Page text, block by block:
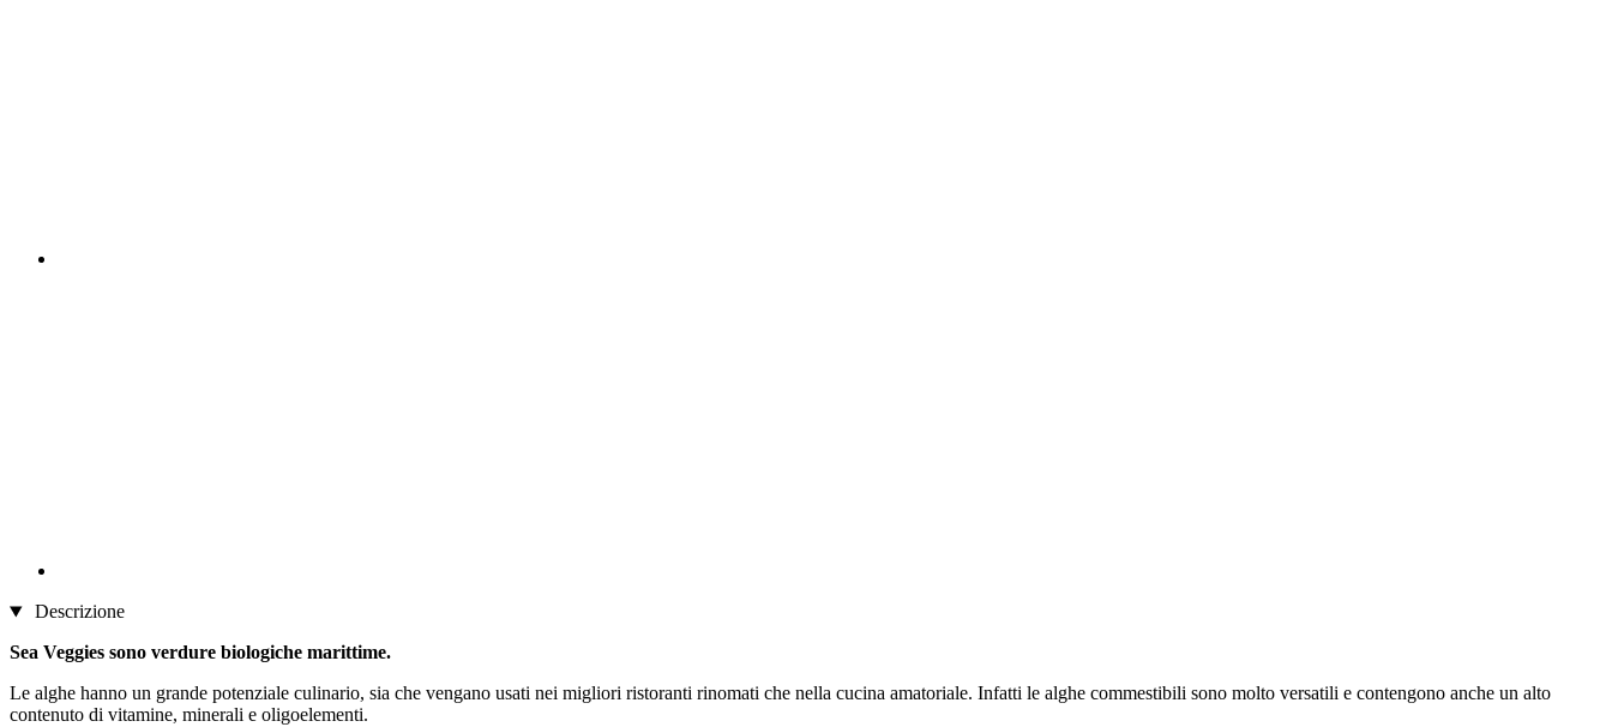
Descrizione
Sea Veggies sono verdure biologiche marittime.
Le alghe hanno un grande potenziale culinario, sia che vengano usati nei migliori ristoranti rinomati che nella cucina amatoriale. Infatti le alghe commestibili sono molto versatili e contengono anche un alto
contenuto di vitamine, minerali e oligoelementi.